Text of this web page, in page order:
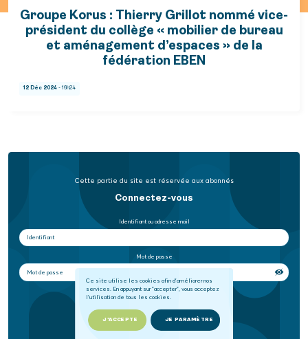
Ce site utilise les cookies afin d'améliorer nos
services. En appuyant sur "accepter", vous acceptez
l'utilisation de tous les cookies.
J'ACCEPTE JE PARAMÈTRE
Groupe Korus : Thierry Grillot nommé vice-
président du collège « mobilier de bureau
et aménagement d’espaces » de la
fédération EBEN
12 Déc 2024 - 16h24
Cette partie du site est réservée aux abonnés
Connectez-vous
Identifiant ou adresse mail
Mot de passe
Se souvenir de moi
SE CONNECTER